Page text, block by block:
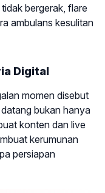
bergerak, flare
ambulans kesulitan
Digital
momen disebut
bukan hanya
konten dan live
kerumunan
persiapan